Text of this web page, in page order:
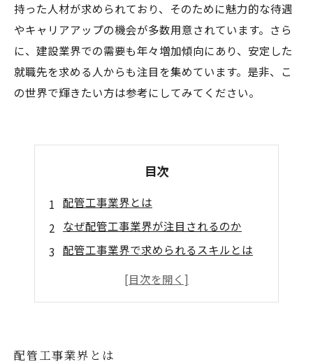
持った人材が求められており、そのために魅力的な待遇
やキャリアアップの機会が多数用意されています。さら
に、建設業界での需要も年々増加傾向にあり、安定した
就職先を求める人からも注目を集めています。是非、こ
の世界で輝きたい方は参考にしてみてください。
目次
配管工事業界とは
なぜ配管工事業界が注目されるのか
配管工事業界で求められるスキルとは
配管工事業界のキャリアパスとは
配管工事業界とは